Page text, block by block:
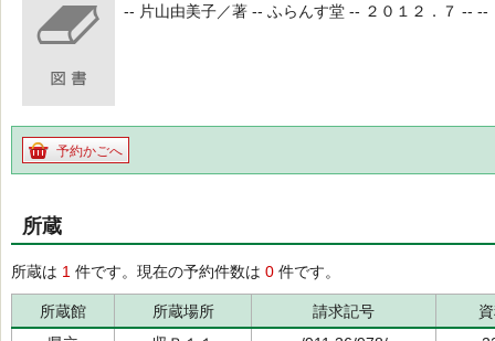
-- 片山由美子／著 -- ふらんす堂 -- ２０１２．７ -- --
予約かごへ
所蔵
所蔵は 1 件です。現在の予約件数は 0 件です。
所蔵館 所蔵場所 請求記号